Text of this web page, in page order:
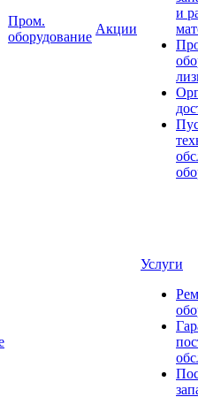
Пром.
оборудование
Акции
и
Услуги